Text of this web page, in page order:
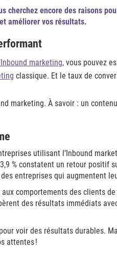
cherchez encore des raisons
améliorer vos résultats.
marketing, vous pouvez
classique. Et le taux de
marketing. À savoir : un
utilisant l’Inbound
% constatent un retour positif
entreprises qui augmentent
comportements des clients
des résultats immédiats
voir des résultats durables.
attentes !